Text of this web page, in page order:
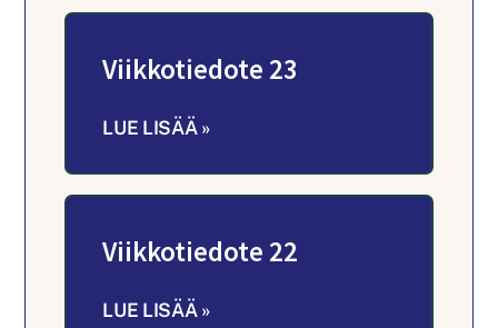
Viikkotiedote 23
LUE LISÄÄ »
Viikkotiedote 22
LUE LISÄÄ »